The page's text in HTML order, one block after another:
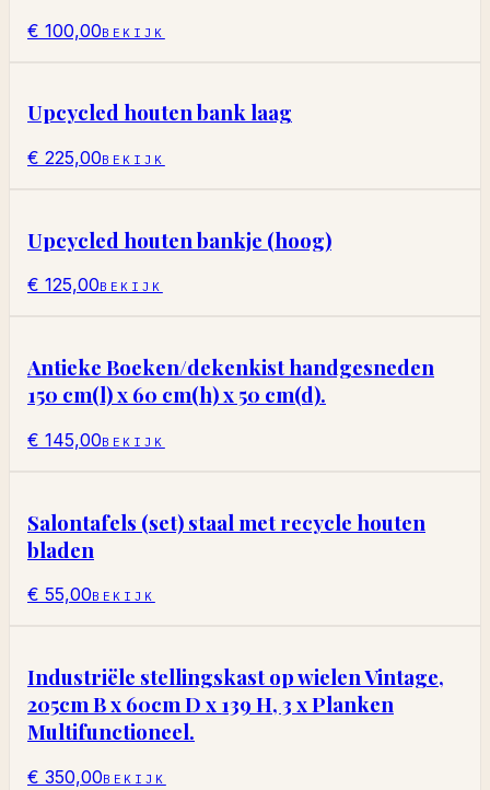
€ 100,00BEKIJK
Upcycled houten bank laag
€ 225,00BEKIJK
Upcycled houten bankje (hoog)
€ 125,00BEKIJK
Antieke Boeken/dekenkist handgesneden
150 cm(l) x 60 cm(h) x 50 cm(d).
€ 145,00BEKIJK
Salontafels (set) staal met recycle houten
bladen
€ 55,00BEKIJK
Industriële stellingskast op wielen Vintage,
205cm B x 60cm D x 139 H, 3 x Planken
Multifunctioneel.
€ 350,00BEKIJK